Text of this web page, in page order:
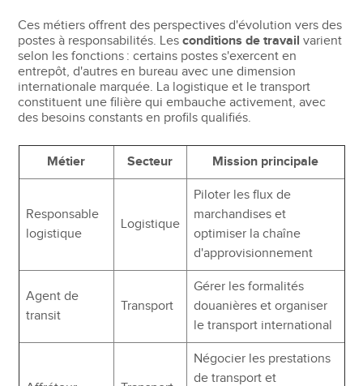
Ces métiers offrent des perspectives d'évolution vers des
postes à responsabilités. Lesconditions de travail varient
selon les fonctions : certains postes s'exercent en
entrepôt, d'autres en bureau avec une dimension
internationale marquée. La logistique et le transport
constituent une filière qui embauche activement, avec
des besoins constants en profils qualifiés.
Métier Secteur Mission principale
Responsable
logistique
Logistique
Piloter les flux de
marchandises et
optimiser la chaîne
d'approvisionnement
Agent de
transit
Transport
Gérer les formalités
douanières et organiser
le transport international
Négocier les prestations
de transport et